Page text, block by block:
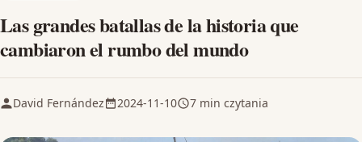
Las grandes batallas de la historia que
cambiaron el rumbo del mundo
David Fernández 2024-11-10 7 min czytania